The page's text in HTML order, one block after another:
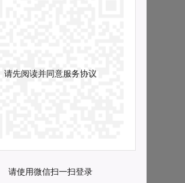
请先阅读并同意服务协议
请使用微信扫一扫登录